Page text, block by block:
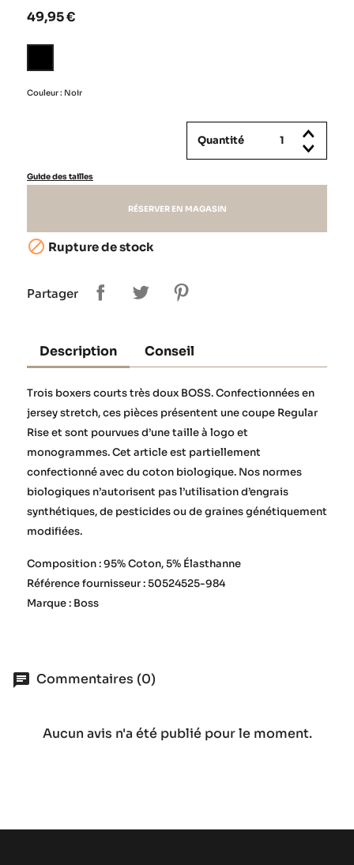
49,95 €
Couleur : Noir
Quantité
Guide des tailles
RÉSERVER EN MAGASIN
 Rupture de stock
Partager
Description Conseil
Trois boxers courts très doux BOSS. Confectionnées en
jersey stretch, ces pièces présentent une coupe Regular
Rise et sont pourvues d’une taille à logo et
monogrammes. Cet article est partiellement
confectionné avec du coton biologique. Nos normes
biologiques n’autorisent pas l’utilisation d’engrais
synthétiques, de pesticides ou de graines génétiquement
modifiées.
Composition : 95% Coton, 5% Élasthanne
Référence fournisseur : 50524525-984
Marque : Boss
Commentaires (0)
Aucun avis n'a été publié pour le moment.